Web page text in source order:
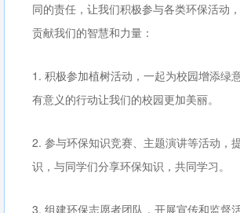
同的责任，让我们积极参与各类环保活动
贡献我们的智慧和力量：
1. 积极参加植树活动，一起为校园增添绿
有意义的行动让我们的校园更加美丽。
2. 参与环保知识竞赛、主题演讲等活动，
识，与同学们分享环保知识，共同学习。
3. 组建环保志愿者团队，开展宣传和监督